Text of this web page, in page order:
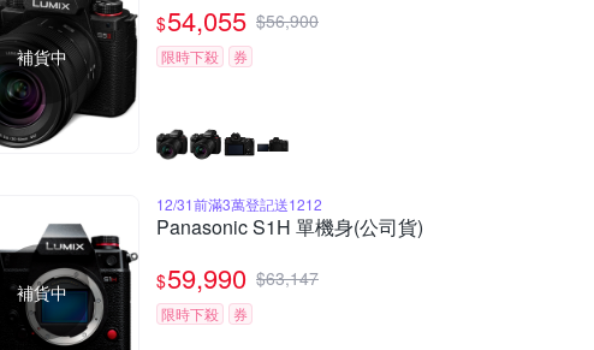
補貨中
$54,055 $56,900
限時下殺 券
補貨中
12/31前滿3萬登記送1212
Panasonic S1H 單機身(公司貨)
$59,990 $63,147
限時下殺 券